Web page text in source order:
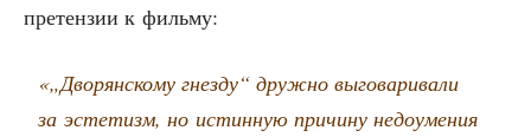
пре­тен­зии к фильму:
«„Дво­рян­ско­му гнез­ду“ друж­но выго­ва­ри­ва­ли
за эсте­тизм, но истин­ную при­чи­ну недо­уме­ния